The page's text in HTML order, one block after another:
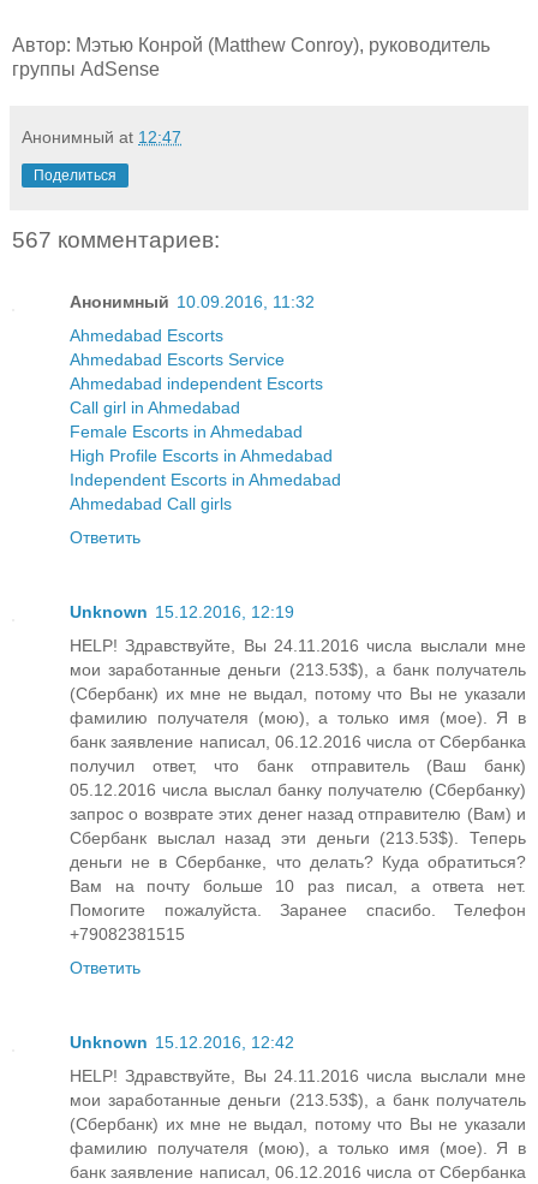
Автор: Мэтью Конрой (Matthew Conroy), руководитель
группы AdSense
Анонимный at 12:47
Поделиться
567 комментариев:
Анонимный 10.09.2016, 11:32
Ahmedabad Escorts
Ahmedabad Escorts Service
Ahmedabad independent Escorts
Call girl in Ahmedabad
Female Escorts in Ahmedabad
High Profile Escorts in Ahmedabad
Independent Escorts in Ahmedabad
Ahmedabad Call girls
Ответить
Unknown 15.12.2016, 12:19
HELP! Здравствуйте, Вы 24.11.2016 числа выслали мне
мои заработанные деньги (213.53$), а банк получатель
(Сбербанк) их мне не выдал, потому что Вы не указали
фамилию получателя (мою), а только имя (мое). Я в
банк заявление написал, 06.12.2016 числа от Сбербанка
получил ответ, что банк отправитель (Ваш банк)
05.12.2016 числа выслал банку получателю (Сбербанку)
запрос о возврате этих денег назад отправителю (Вам) и
Сбербанк выслал назад эти деньги (213.53$). Теперь
деньги не в Сбербанке, что делать? Куда обратиться?
Вам на почту больше 10 раз писал, а ответа нет.
Помогите пожалуйста. Заранее спасибо. Телефон
+79082381515
Ответить
Unknown 15.12.2016, 12:42
HELP! Здравствуйте, Вы 24.11.2016 числа выслали мне
мои заработанные деньги (213.53$), а банк получатель
(Сбербанк) их мне не выдал, потому что Вы не указали
фамилию получателя (мою), а только имя (мое). Я в
банк заявление написал, 06.12.2016 числа от Сбербанка